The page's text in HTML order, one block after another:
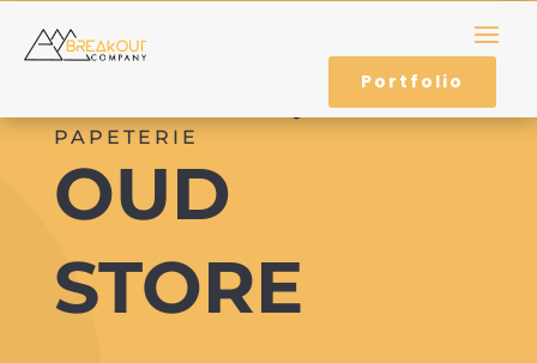
Portfolio
IDENTITÉ DE MARQUE – WEB –
PAPETERIE
OUD
STORE